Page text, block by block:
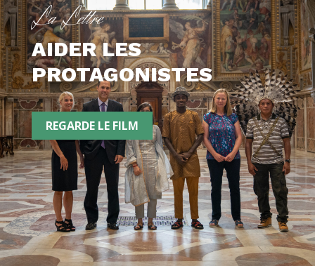
La Lettre
AIDER LES
PROTAGONISTES
REGARDE LE FILM